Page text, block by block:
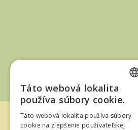
Táto webová lokalita
používa súbory cookie.
Táto webová lokalita používa súbory
cookie na zlepšenie používateľskej